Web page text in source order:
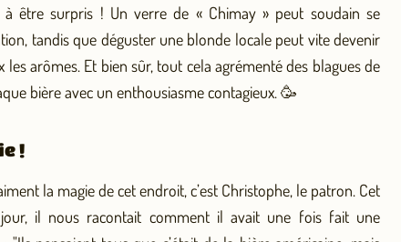
être surpris ! Un verre de « Chimay » peut soudain se
tandis que déguster une blonde locale peut vite devenir
arômes. Et bien sûr, tout cela agrémenté des blagues de
bière avec un enthousiasme contagieux. 🥳
!
la magie de cet endroit, c’est Christophe, le patron. Cet
il nous racontait comment il avait une fois fait une